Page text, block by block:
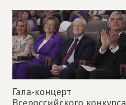
Гала-концерт